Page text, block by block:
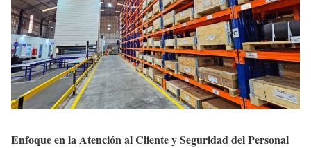
Enfoque en la Atención al Cliente y Seguridad del Personal